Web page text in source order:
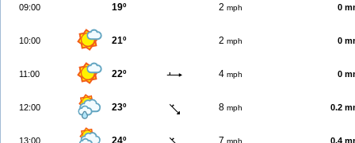
09:00 19º 2 mph 0
10:00 21º 2 mph 0
11:00 22º 4 mph 0
12:00 23º 8 mph 0.2
13:00 24º 7 mph 0.4